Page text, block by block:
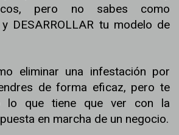
pero no sabes como
y DESARROLLAR tu modelo de
eliminar una infestación por
de forma eficaz, pero te
lo que tiene que ver con la
en marcha de un negocio.